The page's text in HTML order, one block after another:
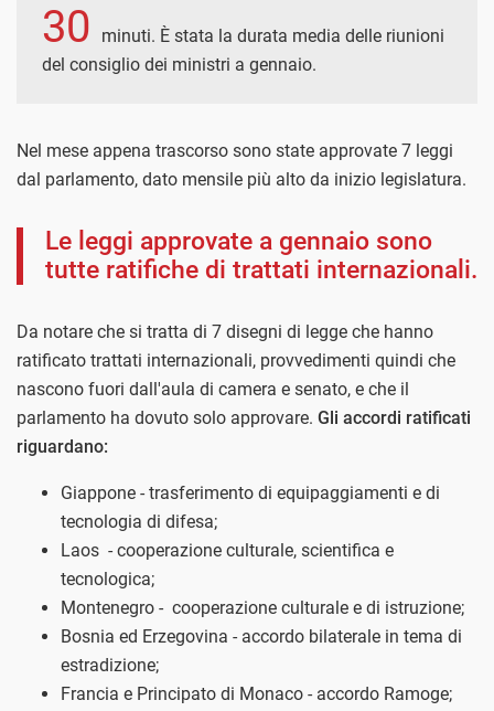
30
minuti. È stata la durata media delle riunioni
del consiglio dei ministri a gennaio.
Nel mese appena trascorso sono state approvate 7 leggi
dal parlamento, dato mensile più alto da inizio legislatura.
Le leggi approvate a gennaio sono
tutte ratifiche di trattati internazionali.
Da notare che si tratta di 7 disegni di legge che hanno
ratificato trattati internazionali, provvedimenti quindi che
nascono fuori dall'aula di camera e senato, e che il
parlamento ha dovuto solo approvare. Gli accordi ratificati
riguardano:
Giappone - trasferimento di equipaggiamenti e di
tecnologia di difesa;
Laos - cooperazione culturale, scientifica e
tecnologica;
Montenegro - cooperazione culturale e di istruzione;
Bosnia ed Erzegovina - accordo bilaterale in tema di
estradizione;
Francia e Principato di Monaco - accordo Ramoge;